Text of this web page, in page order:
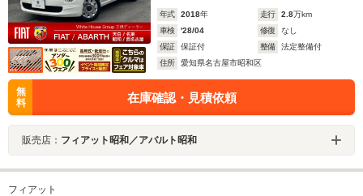
年式 2018年 走行 2.8万km
車検
'28/04 修復
なし
保証
保証付 整備
法定整備付
住所
愛知県名古屋市昭和区
無
料
在庫確認・見積依頼
販売店： フィアット昭和／アバルト昭和
フィアット